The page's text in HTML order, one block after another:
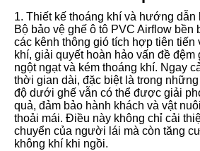
1. Thiết kế thoáng khí và hướng dẫn
Bộ bảo vệ ghế ô tô PVC Airflow bền
các kênh thông gió tích hợp tiên tiến
khí, giải quyết hoàn hảo vấn đề đệm
ngột ngạt và kém thoáng khí. Ngay
thời gian dài, đặc biệt là trong
độ dưới ghế vẫn có thể được giải
quả, đảm bảo hành khách và vật
thoải mái. Điều này không chỉ cải
chuyển của người lái mà còn tăng
không khí khi ngồi.